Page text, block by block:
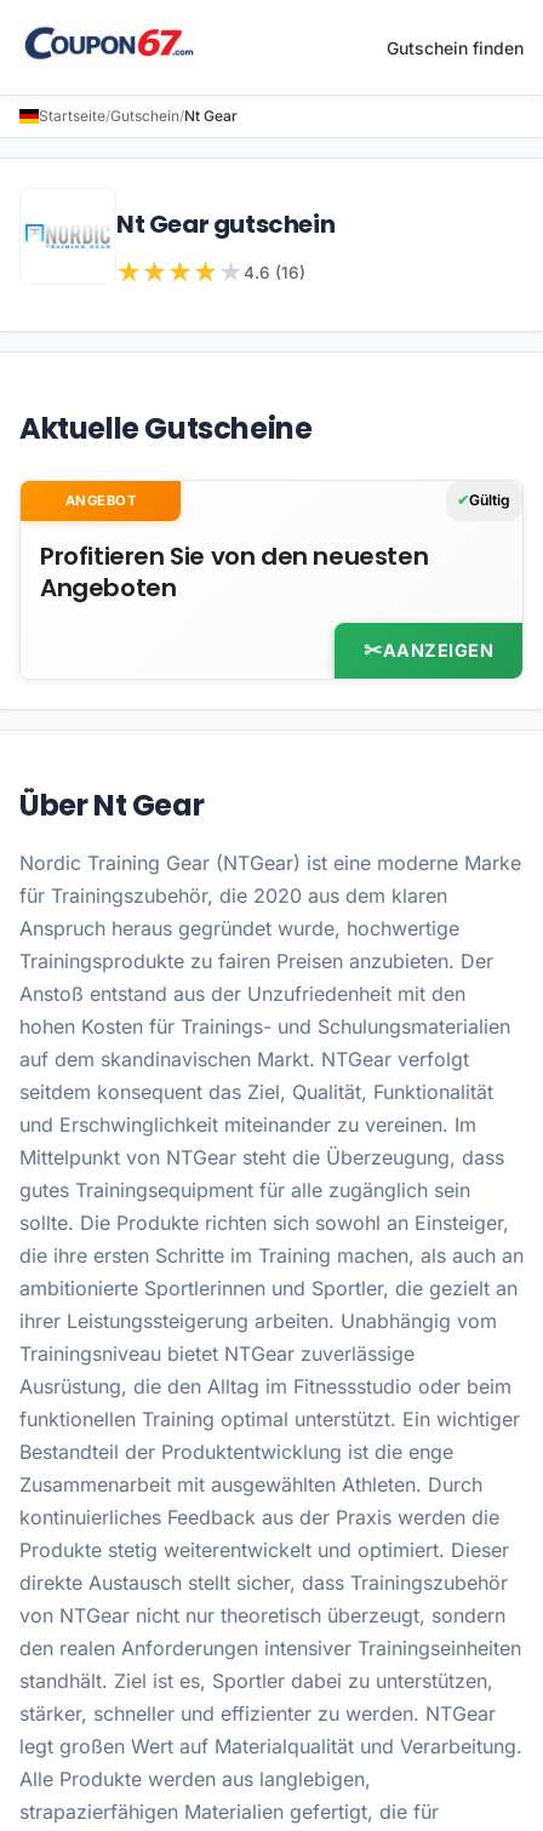
Gutschein finden
Startseite/Gutschein/Nt Gear
Nt Gear gutschein
★★★★ ★4.6 (16)
Aktuelle Gutscheine
ANGEBOT Gültig
Profitieren Sie von den neuesten
Angeboten
AANZEIGEN
Über Nt Gear
Nordic Training Gear (NTGear) ist eine moderne Marke
für Trainingszubehör, die 2020 aus dem klaren
Anspruch heraus gegründet wurde, hochwertige
Trainingsprodukte zu fairen Preisen anzubieten. Der
Anstoß entstand aus der Unzufriedenheit mit den
hohen Kosten für Trainings- und Schulungsmaterialien
auf dem skandinavischen Markt. NTGear verfolgt
seitdem konsequent das Ziel, Qualität, Funktionalität
und Erschwinglichkeit miteinander zu vereinen. Im
Mittelpunkt von NTGear steht die Überzeugung, dass
gutes Trainingsequipment für alle zugänglich sein
sollte. Die Produkte richten sich sowohl an Einsteiger,
die ihre ersten Schritte im Training machen, als auch an
ambitionierte Sportlerinnen und Sportler, die gezielt an
ihrer Leistungssteigerung arbeiten. Unabhängig vom
Trainingsniveau bietet NTGear zuverlässige
Ausrüstung, die den Alltag im Fitnessstudio oder beim
funktionellen Training optimal unterstützt. Ein wichtiger
Bestandteil der Produktentwicklung ist die enge
Zusammenarbeit mit ausgewählten Athleten. Durch
kontinuierliches Feedback aus der Praxis werden die
Produkte stetig weiterentwickelt und optimiert. Dieser
direkte Austausch stellt sicher, dass Trainingszubehör
von NTGear nicht nur theoretisch überzeugt, sondern
den realen Anforderungen intensiver Trainingseinheiten
standhält. Ziel ist es, Sportler dabei zu unterstützen,
stärker, schneller und effizienter zu werden. NTGear
legt großen Wert auf Materialqualität und Verarbeitung.
Alle Produkte werden aus langlebigen,
strapazierfähigen Materialien gefertigt, die für